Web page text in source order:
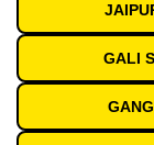
GALI